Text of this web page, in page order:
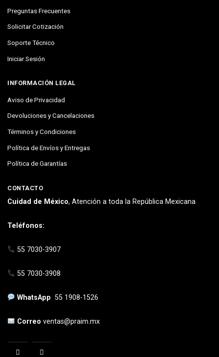
Preguntas Frecuentes
Solicitar Cotización
Soporte Técnico
Iniciar Sesión
INFORMACIÓN LEGAL
Aviso de Privacidad
Devoluciones y Cancelaciones
Términos y Condiciones
Política de Envíos y Entregas
Política de Garantías
CONTACTO
Cuidad de México, Atención a toda la República Mexicana
Teléfonos:
55 7030-3907
55 7030-3908
WhatsApp55 1908-1526
Correoventas@praim.mx